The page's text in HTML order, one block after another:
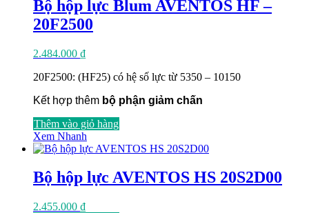
Bộ hộp lực Blum AVENTOS HF –
20F2500
2.484.000 ₫
20F2500: (HF25) có hệ số lực từ 5350 – 10150
Kết hợp thêm bộ phận giảm chấn
Thêm vào giỏ hàng
Xem Nhanh
Bộ hộp lực AVENTOS HS 20S2D00
2.455.000 ₫